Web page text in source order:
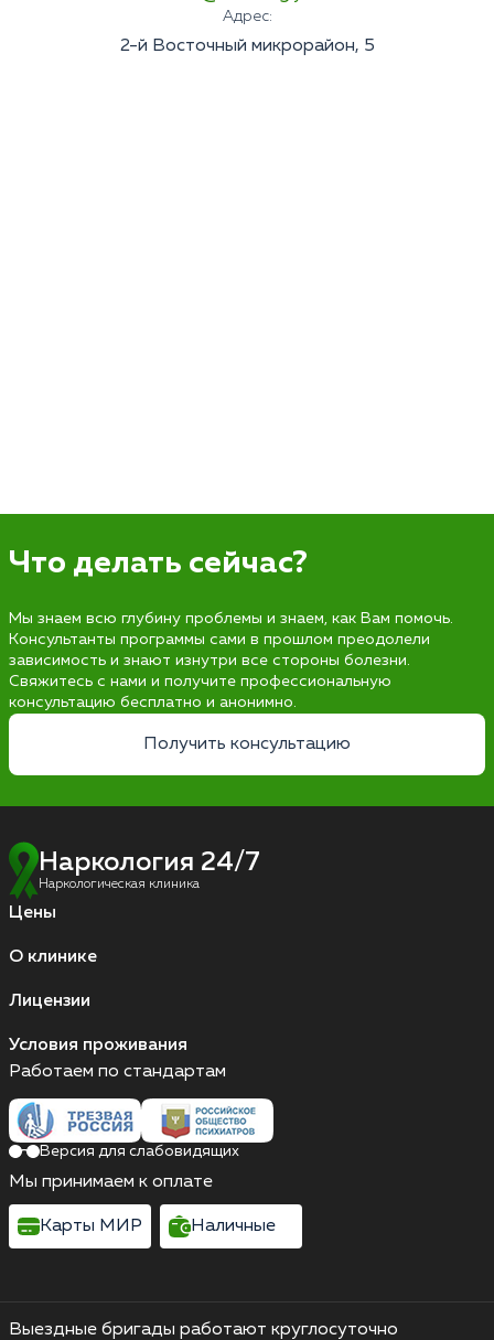
Адрес:
2-й Восточный микрорайон, 5
Что делать сейчас?
Мы знаем всю глубину проблемы и знаем, как Вам помочь.
Консультанты программы сами в прошлом преодолели
зависимость и знают изнутри все стороны болезни.
Свяжитесь с нами и получите профессиональную
консультацию бесплатно и анонимно.
Получить консультацию
Наркология 24/7
Наркологическая клиника
Цены
О клинике
Лицензии
Условия проживания
Выездные бригады работают круглосуточно
Работаем по стандартам
Версия для слабовидящих
Мы принимаем к оплате
Карты МИР Наличные